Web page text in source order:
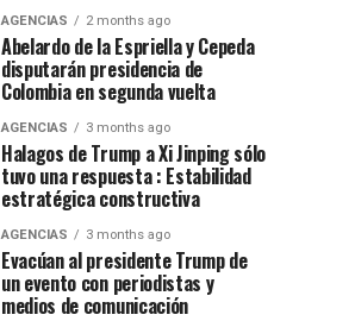
AGENCIAS 2 months ago
Abelardo de la Espriella y Cepeda
disputarán presidencia de
Colombia en segunda vuelta
AGENCIAS 3 months ago
Halagos de Trump a Xi Jinping sólo
tuvo una respuesta : Estabilidad
estratégica constructiva
AGENCIAS 3 months ago
Evacúan al presidente Trump de
un evento con periodistas y
medios de comunicación